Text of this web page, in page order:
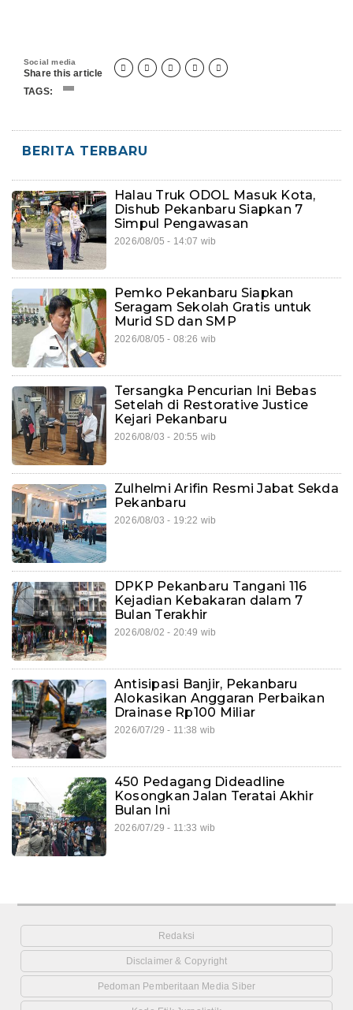
Social media
Share this article     
TAGS:
BERITA TERBARU
Halau Truk ODOL Masuk Kota,
Dishub Pekanbaru Siapkan 7
Simpul Pengawasan
2026/08/05 - 14:07 wib
Pemko Pekanbaru Siapkan
Seragam Sekolah Gratis untuk
Murid SD dan SMP
2026/08/05 - 08:26 wib
Tersangka Pencurian Ini Bebas
Setelah di Restorative Justice
Kejari Pekanbaru
2026/08/03 - 20:55 wib
Zulhelmi Arifin Resmi Jabat Sekda
Pekanbaru
2026/08/03 - 19:22 wib
DPKP Pekanbaru Tangani 116
Kejadian Kebakaran dalam 7
Bulan Terakhir
2026/08/02 - 20:49 wib
Antisipasi Banjir, Pekanbaru
Alokasikan Anggaran Perbaikan
Drainase Rp100 Miliar
2026/07/29 - 11:38 wib
450 Pedagang Dideadline
Kosongkan Jalan Teratai Akhir
Bulan Ini
2026/07/29 - 11:33 wib
Redaksi
Disclaimer & Copyright
Pedoman Pemberitaan Media Siber